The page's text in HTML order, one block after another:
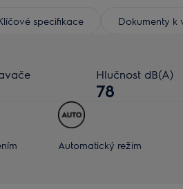
specifikace Dokumenty k
Hlučnost dB(A)
78
Automatický režim